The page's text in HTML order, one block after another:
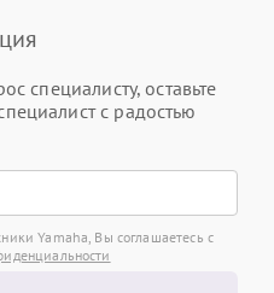
специалисту, оставьте
с радостью
Yamaha, Вы соглашаетесь с